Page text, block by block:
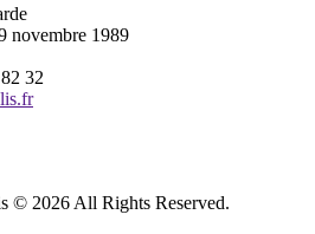
novembre 1989
32
© 2026 All Rights Reserved.